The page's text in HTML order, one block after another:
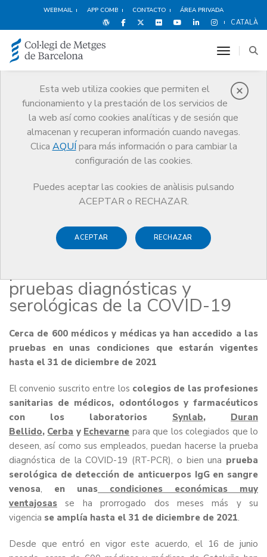
WEBMAIL APP COMB CONTACTO ÁREA PRIVADA
CATALÀ
Esta web utiliza cookies que permiten el
funcionamiento y la prestación de los servicios de
la web así como cookies analíticas y de sesión que
almacenan y recuperan información cuando navegas.
Clica AQUÍ para más información o para cambiar la
configuración de las cookies.
Puedes aceptar las cookies de anàlisis pulsando
ACEPTAR o RECHAZAR.
ACEPTAR RECHAZAR
toggle
Noticias
Comunicación
Noticias
Nueva ampliación del convenio para facilitar el acceso a pruebas
diagnósticas y serológicas de la COVID-19
16 DICIEMBRE DE 2020
Nueva ampliación del convenio
para facilitar el acceso a
pruebas diagnósticas y
serológicas de la COVID-19
Cerca de 600 médicos y médicas ya han accedido a las
pruebas en unas condiciones que estarán vigentes
hasta el 31 de diciembre de 2021
El convenio suscrito entre los colegios de las profesiones
sanitarias de médicos, odontólogos y farmacéuticos
con los laboratorios Synlab, Duran
Bellido, Cerba y Echevarne para que los colegiados que lo
deseen, así como sus empleados, puedan hacerse la prueba
diagnóstica de la COVID-19 (RT-PCR), o bien una prueba
serológica de detección de anticuerpos IgG en sangre
venosa, en unas condiciones económicas muy
ventajosas se ha prorrogado dos meses más y su
vigencia se amplía hasta el 31 de diciembre de 2021.
Desde que entró en vigor este acuerdo, el 16 de junio